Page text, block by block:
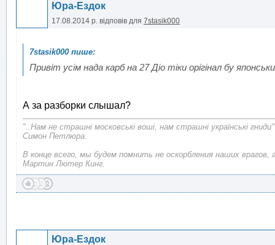
Юра-Ездок
17.08.2014 р. відповів для 7stasik000
Привіт усім нада карб на 27 Діо тіки орігінал бу
А за разборки слышал?
"..Нам не страшні московські воші, нам страшні українські гниди"
Симон Петлюра.
В конце всего, мы будем помнить не оскорбления наших врагов,
Мартин Лютер Кинг.
Юра-Ездок